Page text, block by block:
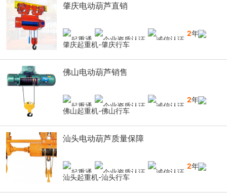
肇庆电动葫芦直销
2年
肇庆起重机-肇庆行车
佛山电动葫芦销售
2年
佛山起重机-佛山行车
汕头电动葫芦质量保障
2年
汕头起重机-汕头行车